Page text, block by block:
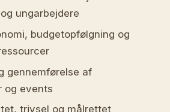
ungarbejdere
budgetopfølgning og
gennemførelse af
og events
trivsel og målrettet